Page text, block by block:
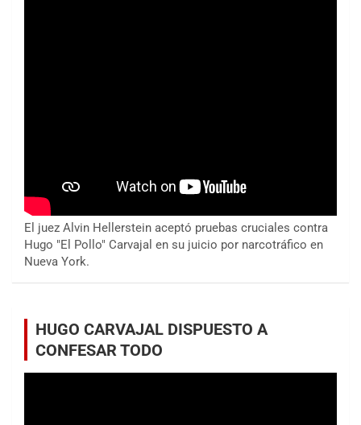
El juez Alvin Hellerstein aceptó pruebas cruciales contra
Hugo "El Pollo" Carvajal en su juicio por narcotráfico en
Nueva York.
HUGO CARVAJAL DISPUESTO A
CONFESAR TODO